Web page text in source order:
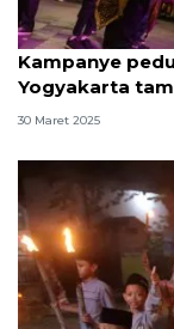
Kampanye
Yogyakarta
30 Maret 2025